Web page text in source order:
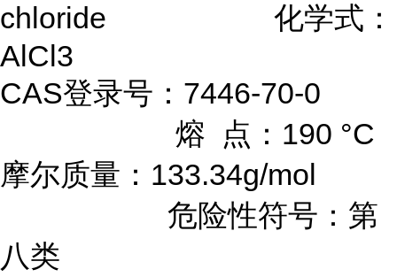
chloride 化学式：
AlCl3
CAS登录号：7446-70-0
熔 点：190 °C
摩尔质量：133.34g/mol
危险性符号：第
八类